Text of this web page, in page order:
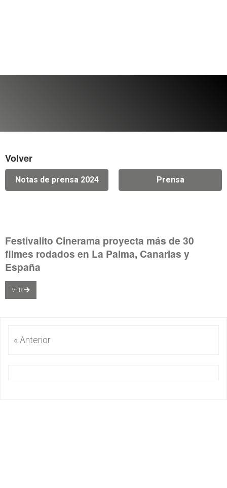
Volver
Notas de prensa 2024 Prensa
Festivalito Cinerama proyecta más de 30
filmes rodados en La Palma, Canarias y
España
VER
« Anterior